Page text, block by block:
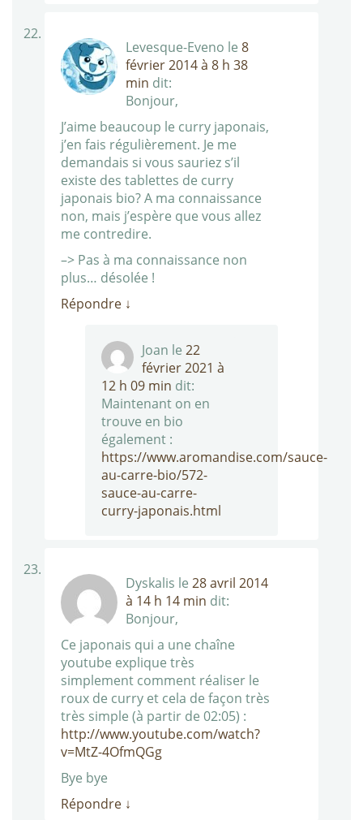
Levesque-Eveno le 8
février 2014 à 8 h 38
min dit:
Bonjour,
J’aime beaucoup le curry japonais,
j’en fais régulièrement. Je me
demandais si vous sauriez s’il
existe des tablettes de curry
japonais bio? A ma connaissance
non, mais j’espère que vous allez
me contredire.
–> Pas à ma connaissance non
plus… désolée !
Répondre ↓
Joan le 22
février 2021 à
12 h 09 min dit:
Maintenant on en
trouve en bio
également :
https://www.aromandise.com/sauce-
au-carre-bio/572-
sauce-au-carre-
curry-japonais.html
Dyskalis le 28 avril 2014
à 14 h 14 min dit:
Bonjour,
Ce japonais qui a une chaîne
youtube explique très
simplement comment réaliser le
roux de curry et cela de façon très
très simple (à partir de 02:05) :
http://www.youtube.com/watch?
v=MtZ-4OfmQGg
Bye bye
Répondre ↓